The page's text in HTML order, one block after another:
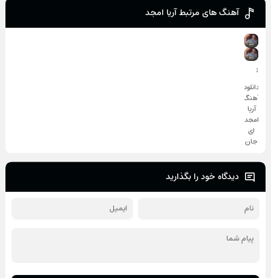
آهنگ های مرتبط آریا امجد
;
دانلود
آهنگ
آریا
امجد
ای
جان
دیدگاه خود را بگذارید